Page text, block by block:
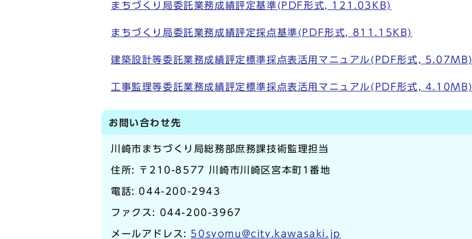
まちづくり局委託業務成績評定基準(PDF形式, 121.03KB)
まちづくり局委託業務成績評定採点基準(PDF形式, 811.15KB)
建築設計等委託業務成績評定標準採点表活用マニュアル(PDF形式, 5.07MB)
工事監理等委託業務成績評定標準採点表活用マニュアル(PDF形式, 4.10MB)
お問い合わせ先
川崎市まちづくり局総務部庶務課技術監理担当
住所: 〒210-8577 川崎市川崎区宮本町1番地
電話: 044-200-2943
ファクス: 044-200-3967
メールアドレス: 50syomu@city.kawasaki.jp